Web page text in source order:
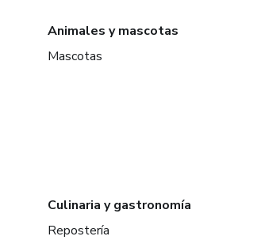
Animales y mascotas
Mascotas
Culinaria y gastronomía
Repostería